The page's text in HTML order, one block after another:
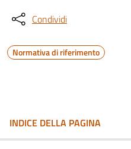
Condividi
Normativa di riferimento
INDICE DELLA PAGINA